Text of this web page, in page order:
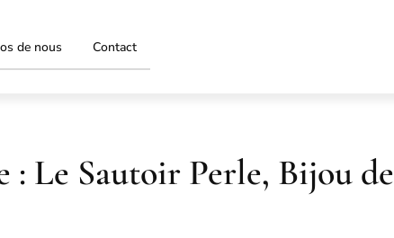
de nous Contact
: Le Sautoir Perle, Bijou de